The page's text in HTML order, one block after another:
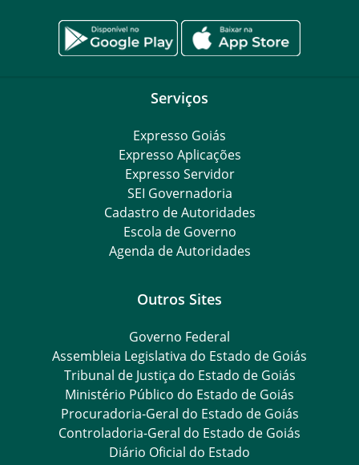
Serviços
Expresso Goiás
Expresso Aplicações
Expresso Servidor
SEI Governadoria
Cadastro de Autoridades
Escola de Governo
Agenda de Autoridades
Outros Sites
Governo Federal
Assembleia Legislativa do Estado de Goiás
Tribunal de Justiça do Estado de Goiás
Ministério Público do Estado de Goiás
Procuradoria-Geral do Estado de Goiás
Controladoria-Geral do Estado de Goiás
Diário Oficial do Estado